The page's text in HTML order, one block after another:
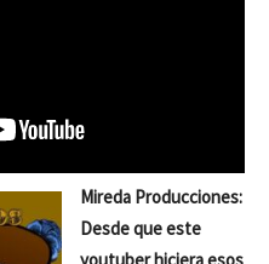
Mireda Producciones:
Desde que este